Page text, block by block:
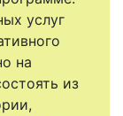
услуг
на
из